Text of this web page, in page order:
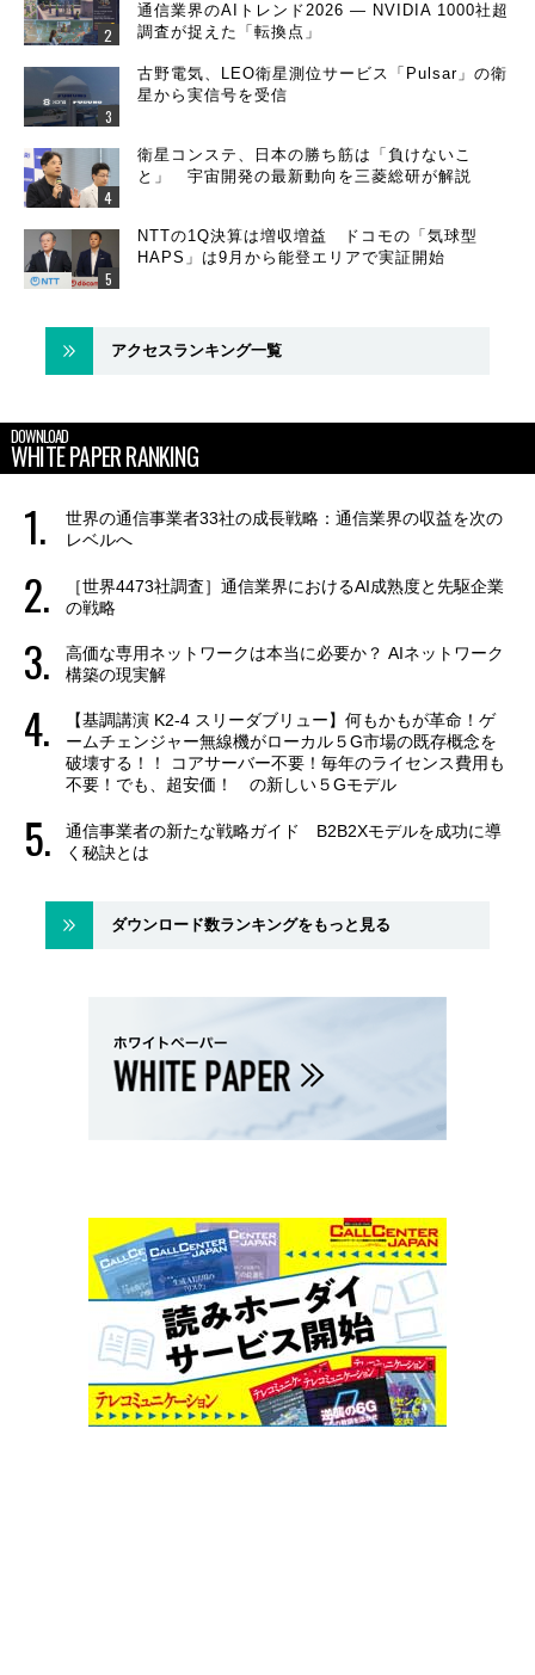
通信業界のAIトレンド2026 ― NVIDIA 1000社超
調査が捉えた「転換点」
古野電気、LEO衛星測位サービス「Pulsar」の衛
星から実信号を受信
衛星コンステ、日本の勝ち筋は「負けないこ
と」 宇宙開発の最新動向を三菱総研が解説
NTTの1Q決算は増収増益 ドコモの「気球型
HAPS」は9月から能登エリアで実証開始
アクセスランキング一覧
DOWNLOAD
WHITE PAPER RANKING
世界の通信事業者33社の成長戦略：通信業界の収益を次の
レベルへ
［世界4473社調査］通信業界におけるAI成熟度と先駆企業
の戦略
高価な専用ネットワークは本当に必要か？ AIネットワーク
構築の現実解
【基調講演 K2-4 スリーダブリュー】何もかもが革命！ゲ
ームチェンジャー無線機がローカル５G市場の既存概念を
破壊する！！ コアサーバー不要！毎年のライセンス費用も
不要！でも、超安価！ の新しい５Gモデル
通信事業者の新たな戦略ガイド B2B2Xモデルを成功に導
く秘訣とは
ダウンロード数ランキングをもっと見る